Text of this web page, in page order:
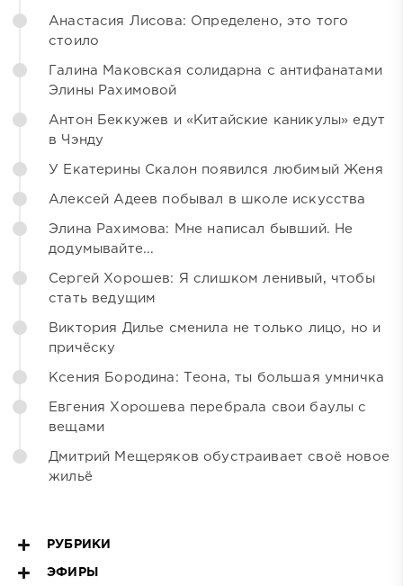
Анастасия Лисова: Определено, это того
стоило
Галина Маковская солидарна с антифанатами
Элины Рахимовой
Антон Беккужев и «Китайские каникулы» едут
в Чэнду
У Екатерины Скалон появился любимый Женя
Алексей Адеев побывал в школе искусства
Элина Рахимова: Мне написал бывший. Не
додумывайте...
Сергей Хорошев: Я слишком ленивый, чтобы
стать ведущим
Виктория Дилье сменила не только лицо, но и
причёску
Ксения Бородина: Теона, ты большая умничка
Евгения Хорошева перебрала свои баулы с
вещами
Дмитрий Мещеряков обустраивает своё новое
жильё
РУБРИКИ
ЭФИРЫ